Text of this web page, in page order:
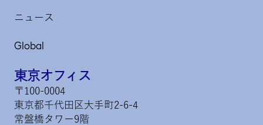
ニュース
Global
東京オフィス
〒100-0004
東京都千代田区大手町2-6-4
常盤橋タワー9階